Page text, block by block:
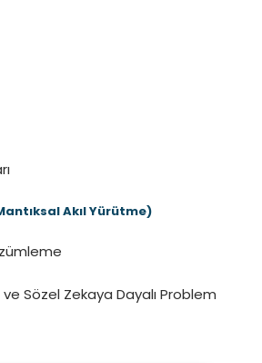
Akıl Yürütme)
ve Sözel Zekaya Dayalı Problem